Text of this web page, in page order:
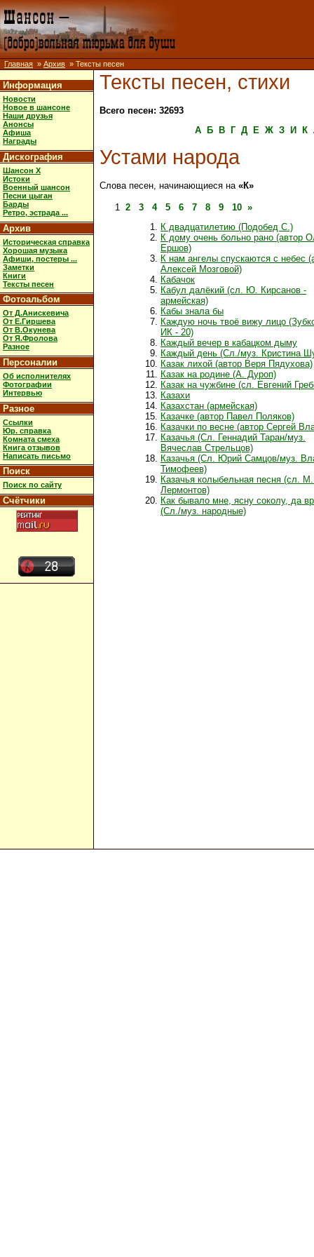
Главная » Архив » Тексты песен
Информация
Новости
Новое в шансоне
Наши друзья
Анонсы
Афиша
Награды
Дискография
Шансон X
Истоки
Военный шансон
Песни цыган
Барды
Ретро, эстрада ...
Архив
Историческая справка
Хорошая музыка
Афиши, постеры ...
Заметки
Книги
Тексты песен
Фотоальбом
От Д.Анискевича
От Е.Гиршева
От В.Окунева
От Я.Фролова
Разное
Персоналии
Об исполнителях
Фотографии
Интервью
Разное
Ссылки
Юр. справка
Комната смеха
Книга отзывов
Написать письмо
Поиск
Поиск по сайту
Счётчики
Тексты песен, стихи
Всего песен: 32693
А
Б В Г Д Е Ж З И К
Устами народа
Слова песен, начинающиеся на «К»
1 2 3 4 5 6 7 8 9 10 »
К двадцатилетию (Подобед С.)
К дому очень больно рано (автор
Ершов)
К нам ангелы спускаются с небес
Алексей Мозговой)
Кабачок
Кабул далёкий (сл. Ю. Кирсанов -
армейская)
Кабы знала бы
Каждую ночь твоё вижу лицо
ИК - 20)
Каждый вечер в кабацком дыму
Каждый день (Сл./муз. Кристина
Казак лихой (автор Веря Пядухова)
Казак на родине (А. Дуроп)
Казак на чужбине (сл. Евгений
Казахи
Казахстан (армейская)
Казачке (автор Павел Поляков)
Казачки по весне (автор Сергей
Казачья (Сл. Геннадий Таран/муз.
Вячеслав Стрельцов)
Казачья (Сл. Юрий Самцов/муз.
Тимофеев)
Казачья колыбельная песня (сл.
Лермонтов)
Как бывало мне, ясну соколу, да
(Сл./муз. народные)